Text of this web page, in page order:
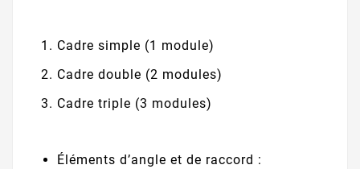
Cadre simple (1 module)
Cadre double (2 modules)
Cadre triple (3 modules)
Éléments d’angle et de raccord :